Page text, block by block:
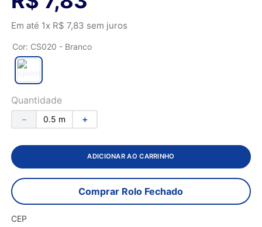
Em até 1x R$ 7,83 sem juros
Cor: CS020 - Branco
Quantidade
＋
－
ADICIONAR AO CARRINHO
Comprar Rolo Fechado
CEP